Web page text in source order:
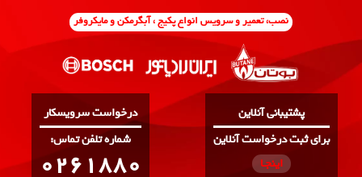
نصب، تعمیر و سرویس انواع پکیج ، آبگرمکن و مایکروفر
پشتیبانی آنلاین
برای ثبت درخواست آنلاین
اینجـا
درخواست سرویسکار
:شماره تلفن تماس
0261880